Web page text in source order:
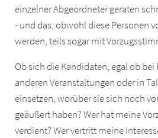
einzelner Abgeordneter geraten
- und das, obwohl diese Personen
werden, teils sogar mit
Ob sich die Kandidaten, egal ob
anderen Veranstaltungen oder in
einsetzen, worüber sie sich noch
geäußert haben? Wer hat meine
verdient? Wer vertritt meine